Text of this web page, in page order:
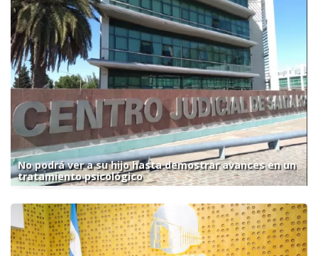
No podrá ver a su hijo hasta demostrar avances en un
tratamiento psicológico